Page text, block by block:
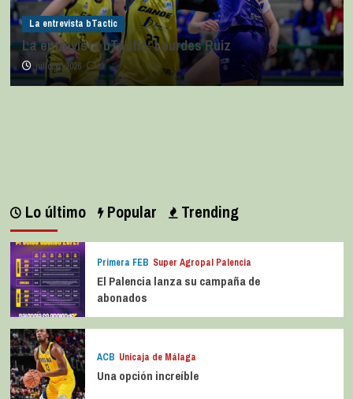
La entrevista bTactic
La entrevista bTactic: Lourdes Ruiz
julio 11, 2026 0
Lo último Popular Trending
Primera FEB Super Agropal Palencia
El Palencia lanza su campaña de
abonados
ACB Unicaja de Málaga
Una opción increíble